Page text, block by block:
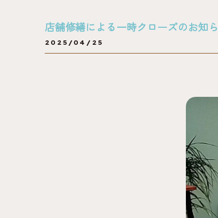
店舗修繕による一時クローズのお知
2025/04/25